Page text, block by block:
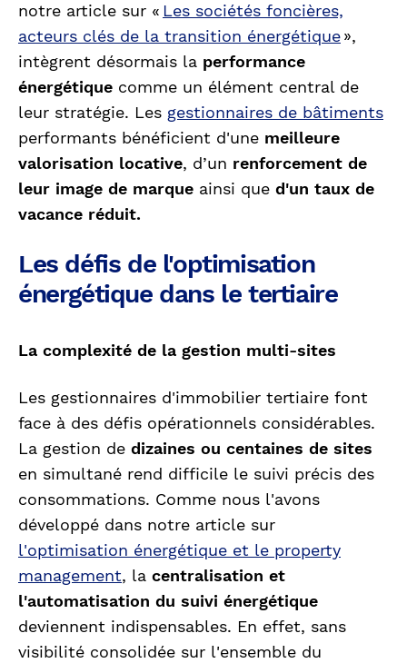
notre article sur « Les sociétés foncières,
acteurs clés de la transition énergétique»,
intègrent désormais la performance
énergétique comme un élément central de
leur stratégie. Les gestionnaires de bâtiments
performants bénéficient d'une meilleure
valorisation locative, d’un renforcement de
leur image de marque ainsi que d'un taux de
vacance réduit.
Les défis de l'optimisation
énergétique dans le tertiaire
La complexité de la gestion multi-sites
Les gestionnaires d'immobilier tertiaire font
face à des défis opérationnels considérables.
La gestion de dizaines ou centaines de sites
en simultané rend difficile le suivi précis des
consommations. Comme nous l'avons
développé dans notre article sur
l'optimisation énergétique et le property
management, la centralisation et
l'automatisation du suivi énergétique
deviennent indispensables. En effet, sans
visibilité consolidée sur l'ensemble du